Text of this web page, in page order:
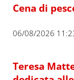
Cena di
06/08/2026
Teresa